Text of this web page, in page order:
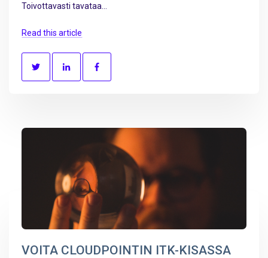
Toivottavasti tavataa...
Read this article
VOITA CLOUDPOINTIN ITK-KISASSA